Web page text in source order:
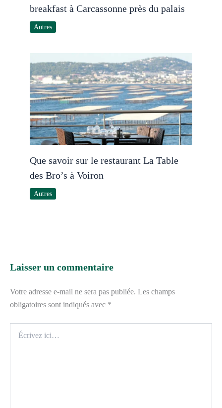
breakfast à Carcassonne près du palais
Autres
Que savoir sur le restaurant La Table
des Bro’s à Voiron
Autres
Laisser un commentaire
Votre adresse e-mail ne sera pas publiée. Les champs
obligatoires sont indiqués avec *
ici…